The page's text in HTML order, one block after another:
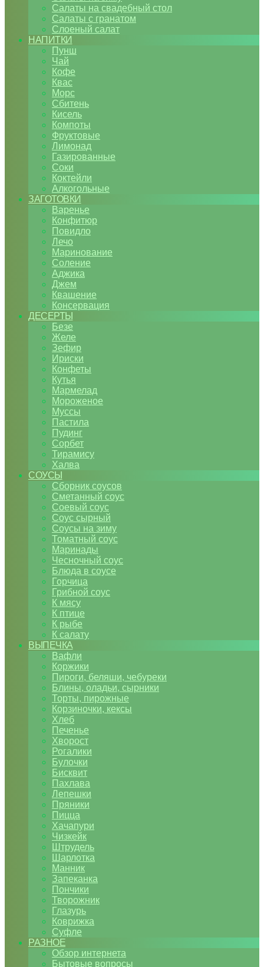
Салаты на свадебный стол
Салаты с гранатом
Слоеный салат
НАПИТКИ
Пунш
Чай
Кофе
Квас
Морс
Сбитень
Кисель
Компоты
Фруктовые
Лимонад
Газированные
Соки
Коктейли
Алкогольные
ЗАГОТОВКИ
Варенье
Конфитюр
Повидло
Лечо
Маринование
Соление
Аджика
Джем
Квашение
Консервация
ДЕСЕРТЫ
Безе
Желе
Зефир
Ириски
Конфеты
Кутья
Мармелад
Мороженое
Муссы
Пастила
Пудинг
Сорбет
Тирамису
Халва
СОУСЫ
Сборник соусов
Сметанный соус
Соевый соус
Соус сырный
Соусы на зиму
Томатный соус
Маринады
Чесночный соус
Блюда в соусе
Горчица
Грибной соус
К мясу
К птице
К рыбе
К салату
ВЫПЕЧКА
Вафли
Коржики
Пироги, беляши, чебуреки
Блины, оладьи, сырники
Торты, пирожные
Корзиночки, кексы
Хлеб
Печенье
Хворост
Рогалики
Булочки
Бисквит
Пахлава
Лепешки
Пряники
Пицца
Хачапури
Чизкейк
Штрудель
Шарлотка
Манник
Запеканка
Пончики
Творожник
Глазурь
Коврижка
Суфле
РАЗНОЕ
Обзор интернета
Бытовые вопросы